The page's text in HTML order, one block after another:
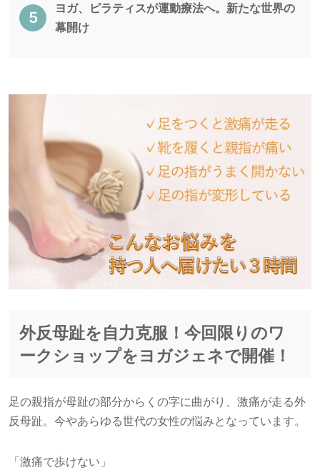
ヨガ、ピラティスが運動療法へ。新たな世界の
幕開け
外反母趾を自力克服！今回限りのワ
ークショップをヨガジェネで開催！
足の親指が母趾の部分からくの字に曲がり、激痛が走る外
反母趾。今やあらゆる世代の女性の悩みとなっています。
「激痛で歩けない」